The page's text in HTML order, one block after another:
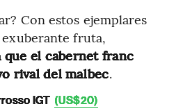
Con estos ejemplares
fruta,
el cabernet franc
rival del malbec.
IGT (US$20)